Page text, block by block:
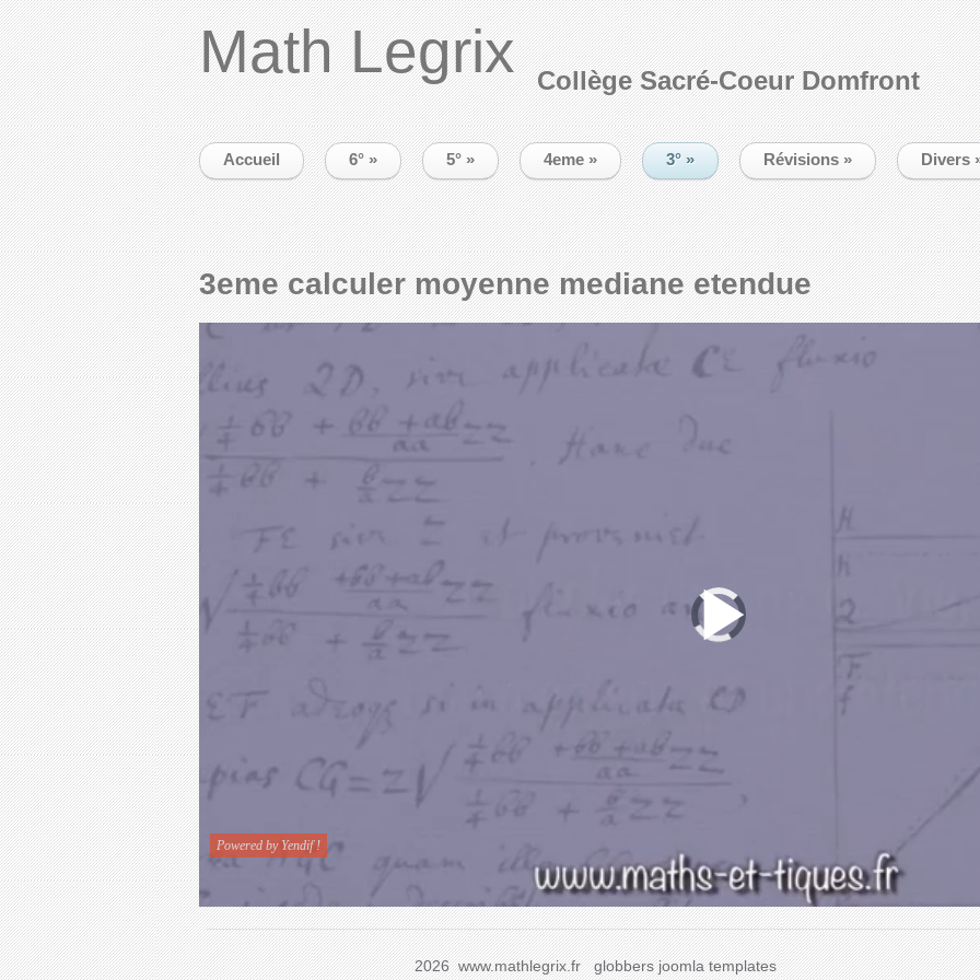
Math Legrix Collège Sacré-Coeur Domfront
Accueil 6° » 5° » 4eme » 3° » Révisions » Divers
3eme calculer moyenne mediane etendue
2026 www.mathlegrix.frglobbers joomla templates